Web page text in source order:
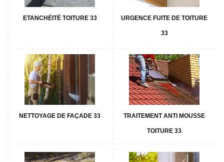
ETANCHÉITÉ TOITURE 33 URGENCE FUITE DE TOITURE
33
NETTOYAGE DE FAÇADE 33 TRAITEMENT ANTI MOUSSE
TOITURE 33